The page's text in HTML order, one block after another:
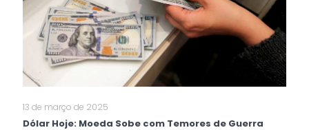
13 de março de 2025
Dólar Hoje: Moeda Sobe com Temores de Guerra